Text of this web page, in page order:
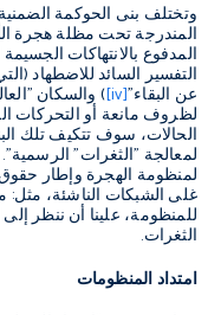
وتختلف بنى الحوكمة
المندرجة تحت مظلة هجرة
المدفوع بالانتهاكات
التفسير السائد للاضطهاد
عن البقاء"[iv]) والسكان
لظروف مانعة أو التحركات
الحالات، سوف تتكيف تلك
لمعالجة "الثغرات"
لمنظومة الهجرة وإطار حقوق
غلى الشبكات الناشئة، مثل:
للمنظومة، علينا أن ننظر
الثغرات.
امتداد المنظومات